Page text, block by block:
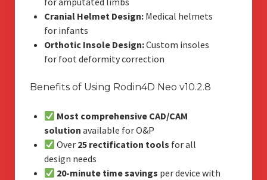
Cranial Helmet Design:Medical helmets
for infants
Orthotic Insole Design:Custom insoles
for foot deformity correction
Benefits of Using Rodin4D Neo v10.2.8
Most comprehensive CAD/CAM
solution available for O&P
Over 25 rectification tools for all
design needs
20-minute time savings per device with